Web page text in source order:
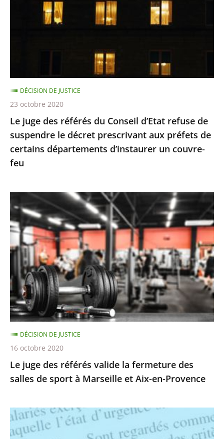
suspendre
le
décret
prescrivant
aux
préfets
de
départements
d’instaurer
un
couvre-
feu
Le juge des référés du Conseil d’Etat refuse de
suspendre le décret prescrivant aux préfets de
certains départements d’instaurer un couvre-
feu
DÉCISION DE JUSTICE
23 octobre 2020
juge
des
référés
valide
fermeture
des
salles
de
sport
à
Marseille
et
en-
Provence
Le juge des référés valide la fermeture des
salles de sport à Marseille et Aix-en-Provence
DÉCISION DE JUSTICE
16 octobre 2020
Suspension
des